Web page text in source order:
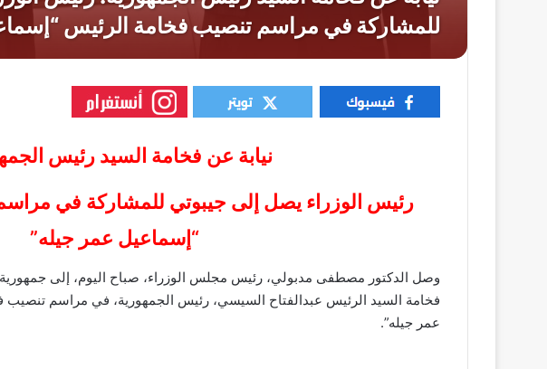
نيابة عن فخامة السيد رئيس
رئيس الوزراء يصل إلى جيبوتي للمشاركة في
“إسماعيل عمر جيله”
وصل الدكتور مصطفى مدبولي، رئيس مجلس الوزراء، صباح اليوم، إلى جمهورية
فخامة السيد الرئيس عبدالفتاح السيسي، رئيس الجمهورية، في مراسم تنصيب
عمر جيله”.